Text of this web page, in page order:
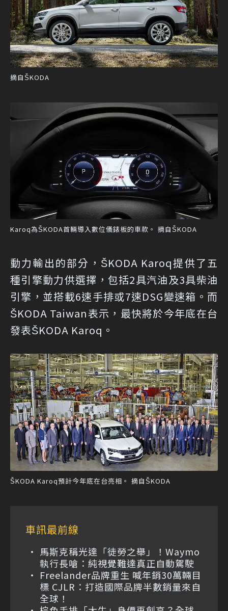
摘自ŠKODA
Karoq為ŠKODA首輛導入數位儀錶板的車款。 摘自ŠKODA
動力輸出的部分，ŠKODA Karoq提供了五
種引擎動力供選擇，包括2具汽油及3具柴油
引擎，並搭載6速手排或7速DSG變速箱。而
ŠKODA Taiwan表示，最快將於今年底在台
發表ŠKODA Karoq。
ŠKODA Karoq預計今年底在台亮相。 摘自ŠKODA
車訊最前線
馬斯克稱光達「徒勞之舉」！Waymo
執行長嗆：純視覺難達真正自動駕駛
Freelander品牌重生 喊年銷30萬輛目
標 CJLR：打造國際品牌半數銷量來自
全球！